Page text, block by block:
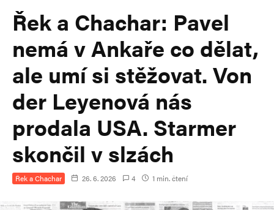
Řek a Chachar: Pavel
nemá v Ankaře co dělat,
ale umí si stěžovat. Von
der Leyenová nás
prodala USA. Starmer
skončil v slzách
Řek a Chachar 26. 6. 2026 4 1 min. čtení